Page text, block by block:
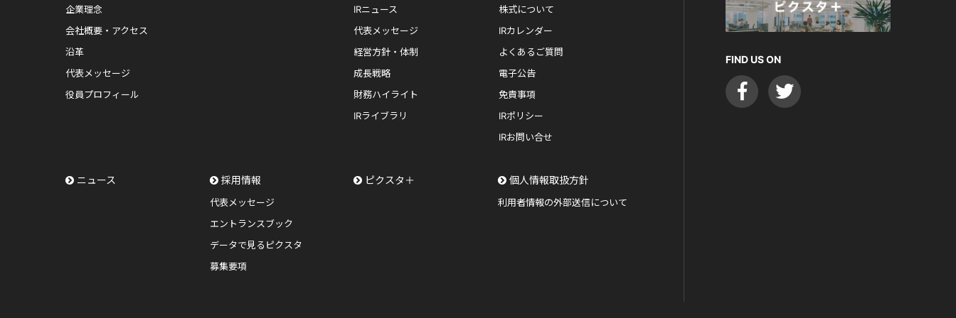
企業理念
会社概要・アクセス
沿革
代表メッセージ
役員プロフィール
IRニュース
代表メッセージ
経営方針・体制
成長戦略
財務ハイライト
IRライブラリ
株式について
IRカレンダー
よくあるご質問
電子公告
免責事項
IRポリシー
IRお問い合せ
ニュース 採用情報
代表メッセージ
エントランスブック
データで見るピクスタ
募集要項
ピクスタ＋ 個人情報取扱方針
利用者情報の外部送信について
FIND US ON